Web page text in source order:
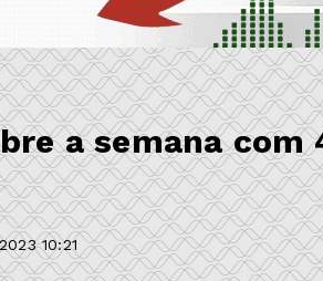
a semana com
10:21